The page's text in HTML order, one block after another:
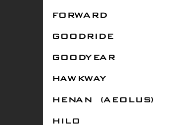
FORWARD
GOODRIDE
GOODYEAR
HAWKWAY
HENAN (AEOLUS)
HILO